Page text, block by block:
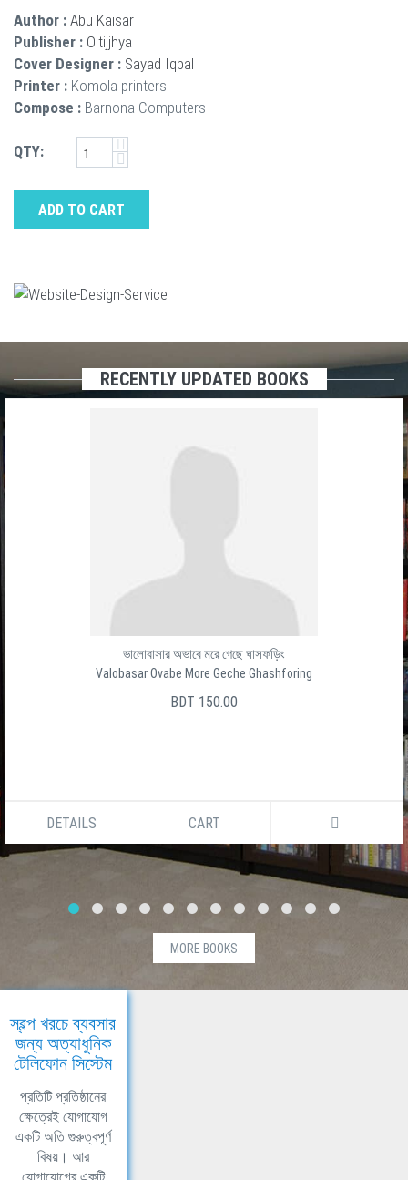
Author : Abu Kaisar
Publisher : Oitijjhya
Cover Designer : Sayad Iqbal
Printer : Komola printers
Compose : Barnona Computers
QTY:
ADD TO CART
RECENTLY UPDATED BOOKS
ভালোবাসার অভাবে মরে গেছে ঘাসফড়িং
Valobasar Ovabe More Geche Ghashforing
BDT 150.00
DETAILS CART
MORE BOOKS
স্বল্প খরচে ব্যবসার
জন্য অত্যাধুনিক
টেলিফোন সিস্টেম
প্রতিটি প্রতিষ্ঠানের
ক্ষেত্রেই যোগাযোগ
একটি অতি গুরুত্বপূর্ণ
বিষয়। আর